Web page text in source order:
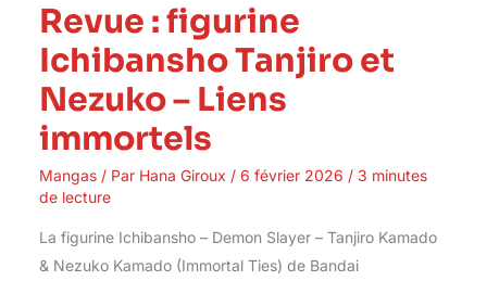
Revue : figurine
Ichibansho Tanjiro et
Nezuko – Liens
immortels
Mangas/ Par Hana Giroux / 6 février 2026 / 3 minutes
de lecture
La figurine Ichibansho – Demon Slayer – Tanjiro Kamado
& Nezuko Kamado (Immortal Ties) de Bandai